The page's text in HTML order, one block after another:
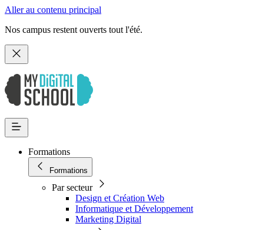
Aller au contenu principal
Nos campus restent ouverts tout l'été.
Formations
Formations
Par secteur
Design et Création Web
Informatique et Développement
Marketing Digital